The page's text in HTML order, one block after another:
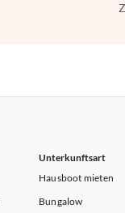
Unterkunftsart
Hausboot mieten
Bungalow